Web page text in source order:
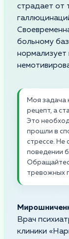
страдает от
больному
нормализует
Моя задача
рецепт, а
Это
прошли в
стрессе. Не
поведении
тревожных
Врач
клиники